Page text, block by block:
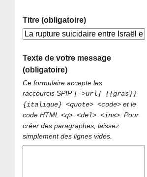
Titre (obligatoire)
Texte de votre message
(obligatoire)
Ce formulaire accepte les
raccourcis SPIP [->url] {{gras}}
{italique} <quote> <code> et le
code HTML<q> <del> <ins> . Pour
créer des paragraphes, laissez
simplement des lignes vides.